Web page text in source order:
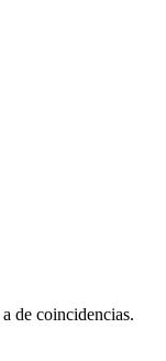
a de coincidencias.